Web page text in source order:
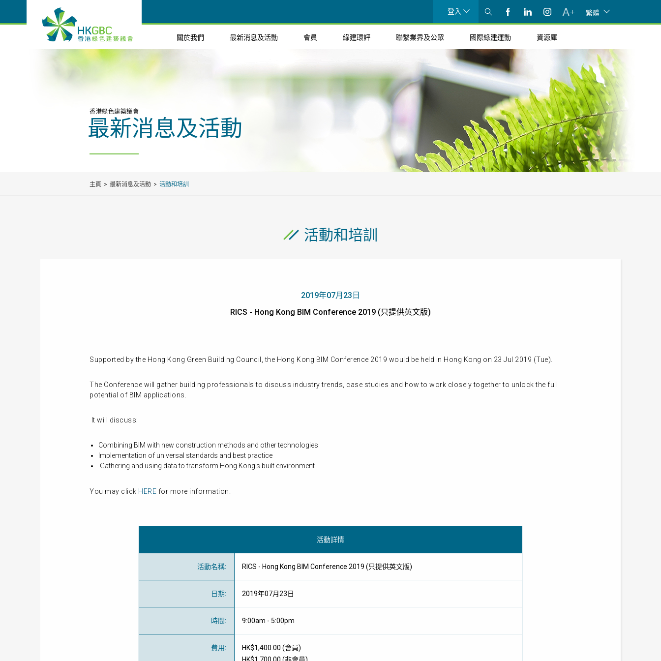
登入 繁體
關於我們 最新消息及活動 會員 綠建環評 聯繫業界及公眾 國際綠建運動 資源庫
香港綠色建築議會
最新消息及活動
主頁 最新消息及活動 活動和培訓
活動和培訓
2019年07月23日
RICS - Hong Kong BIM Conference 2019 (只提供英文版)
Supported by the Hong Kong Green Building Council, the Hong Kong BIM Conference 2019 would be held in Hong Kong on 23 Jul 2019 (Tue).
The Conference will gather building professionals to discuss industry trends, case studies and how to work closely together to unlock the full
potential of BIM applications.
It will discuss:
Combining BIM with new construction methods and other technologies
Implementation of universal standards and best practice
Gathering and using data to transform Hong Kong's built environment
You may click HERE for more information.
活動詳情
活動名稱: RICS - Hong Kong BIM Conference 2019 (只提供英文版)
日期: 2019年07月23日
時間: 9:00am - 5:00pm
費用: HK$1,400.00 (會員)